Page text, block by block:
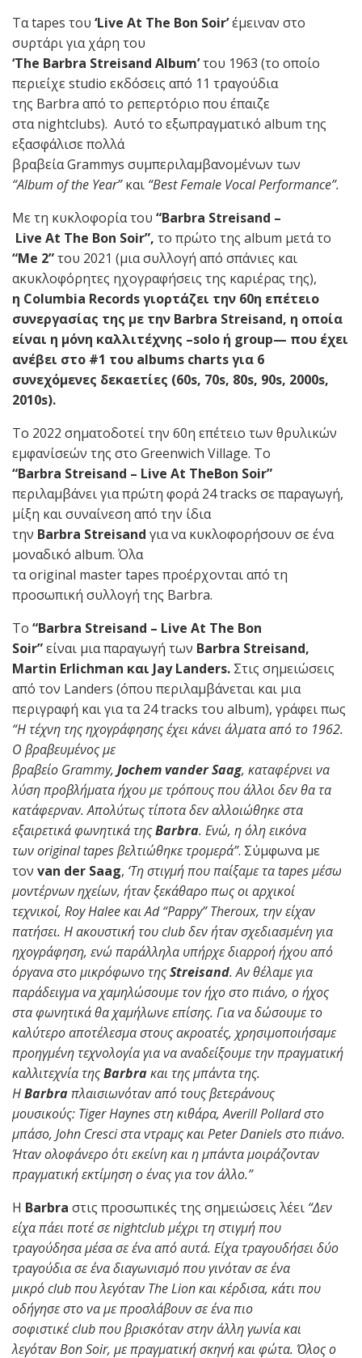
Τα tapes του ‘Live At The Bon Soir’έμειναν στο
συρτάρι για χάρη του
‘The Barbra Streisand Album’του 1963 (το οποίο
περιείχε studio εκδόσεις από 11 τραγούδια
της Barbra από το ρεπερτόριο που έπαιζε
στα nightclubs). Αυτό το εξωπραγματικό album της
εξασφάλισε πολλά
βραβεία Grammys συμπεριλαμβανομένων των
“Album of the Year”και “Best Female Vocal Performance”.
Με τη κυκλοφορία του “Barbra Streisand –
Live At The Bon Soir”, το πρώτο της album μετά το
“Me 2”του 2021 (μια συλλογή από σπάνιες και
ακυκλοφόρητες ηχογραφήσεις της καριέρας της),
η Columbia Records γιορτάζει την 60η επέτειο
συνεργασίας της με την Barbra Streisand, η οποία
είναι η μόνη καλλιτέχνης –solo ή group— που έχει
ανέβει στο #1 του albums charts για 6
συνεχόμενες δεκαετίες (60s, 70s, 80s, 90s, 2000s,
2010s).
Το 2022 σηματοδοτεί την 60η επέτειο των θρυλικών
εμφανίσεών της στο Greenwich Village. Το
“Barbra Streisand – Live At TheBon Soir”
περιλαμβάνει για πρώτη φορά 24 tracks σε παραγωγή,
μίξη και συναίνεση από την ίδια
την Barbra Streisand για να κυκλοφορήσουν σε ένα
μοναδικό album. Όλα
τα original master tapes προέρχονται από τη
προσωπική συλλογή της Barbra.
Το “Barbra Streisand – Live At The Bon
Soir”είναι μια παραγωγή των Barbra Streisand,
Martin Erlichman και Jay Landers. Στις σημειώσεις
από τον Landers (όπου περιλαμβάνεται και μια
περιγραφή και για τα 24 tracks του album), γράφει πως
“Η τέχνη της ηχογράφησης έχει κάνει άλματα από το 1962.
Ο βραβευμένος με
βραβείο Grammy, Jochem vander Saag, καταφέρνει να
λύση προβλήματα ήχου με τρόπους που άλλοι δεν θα τα
κατάφερναν. Απολύτως τίποτα δεν αλλοιώθηκε στα
εξαιρετικά φωνητικά τηςBarbra. Ενώ, η όλη εικόνα
των original tapes βελτιώθηκε τρομερά”. Σύμφωνα με
τον van der Saag, ‘Τη στιγμή που παίξαμε τα tapes μέσω
μοντέρνων ηχείων, ήταν ξεκάθαρο πως οι αρχικοί
τεχνικοί, Roy Halee και Ad “Pappy” Theroux, την είχαν
πατήσει. Η ακουστική του club δεν ήταν σχεδιασμένη για
ηχογράφηση, ενώ παράλληλα υπήρχε διαρροή ήχου από
όργανα στο μικρόφωνο τηςStreisand. Αν θέλαμε για
παράδειγμα να χαμηλώσουμε τον ήχο στο πιάνο, ο ήχος
στα φωνητικά θα χαμήλωνε επίσης. Για να δώσουμε το
καλύτερο αποτέλεσμα στους ακροατές, χρησιμοποιήσαμε
προηγμένη τεχνολογία για να αναδείξουμε την πραγματική
καλλιτεχνία τηςBarbraκαι της μπάντα της.
ΗBarbraπλαισιωνόταν από τους βετεράνους
μουσικούς: Tiger Haynes στη κιθάρα, Averill Pollard στο
μπάσο, John Cresci στα ντραμς και Peter Daniels στο πιάνο.
Ήταν ολοφάνερο ότι εκείνη και η μπάντα μοιράζονταν
πραγματική εκτίμηση ο ένας για τον άλλο.”
Η Barbra στις προσωπικές της σημειώσεις λέει “Δεν
είχα πάει ποτέ σε nightclub μέχρι τη στιγμή που
τραγούδησα μέσα σε ένα από αυτά. Είχα τραγουδήσει δύο
τραγούδια σε ένα διαγωνισμό που γινόταν σε ένα
μικρό club που λεγόταν The Lion και κέρδισα, κάτι που
οδήγησε στο να με προσλάβουν σε ένα πιο
σοφιστικέ club που βρισκόταν στην άλλη γωνία και
λεγόταν Bon Soir, με πραγματική σκηνή και φώτα. Όλος ο